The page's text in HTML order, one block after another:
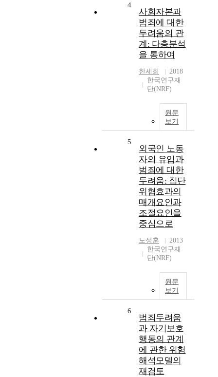
4
사회자본과
범죄에 대한
두려움의 관
계: 다층분석
을 통하여
한세희
2018
한국연구재
단(NRF)
원문
보기
5
외국인 노동
자의 유입과
범죄에 대한
두려움: 집단
위협효과의
매개요인과
조절요인을
중심으로
노성훈
2013
한국연구재
단(NRF)
원문
보기
6
범죄두려움
과 자기보호
행동의 관계
에 관한 위험
해석모델의
재검토